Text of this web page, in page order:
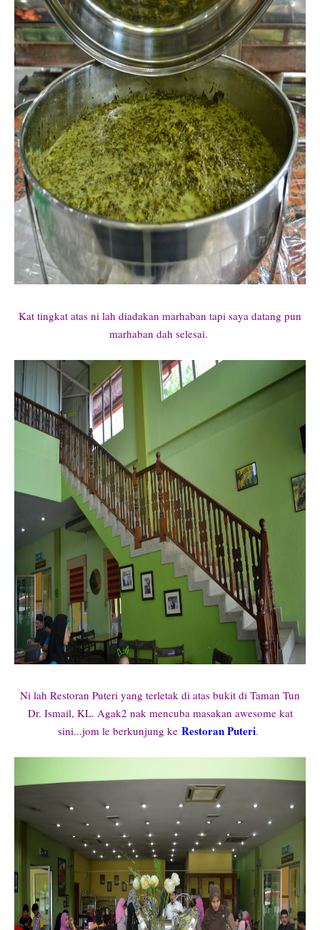
Kat tingkat atas ni lah diadakan marhaban tapi saya datang pun
marhaban dah selesai.
Ni lah Restoran Puteri yang terletak di atas bukit di Taman Tun
Dr. Ismail, KL. Agak2 nak mencuba masakan awesome kat
sini...jom le berkunjung ke Restoran Puteri.